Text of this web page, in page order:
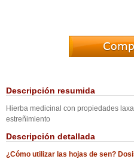
Descripción resumida
Hierba medicinal con propiedades
estreñimiento
Descripción detallada
¿Cómo utilizar las hojas de sen?